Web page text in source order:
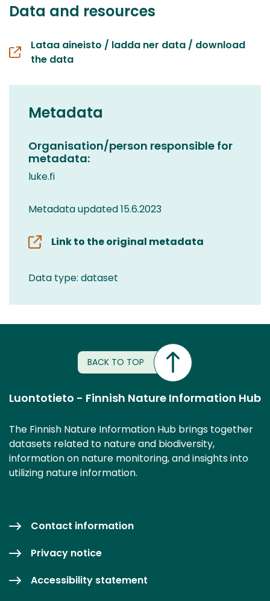
Data and resources
Lataa aineisto / ladda ner data / download
the data
Metadata
Organisation/person responsible for
metadata:
luke.fi
Metadata updated 15.6.2023
Link to the original metadata
Data type: dataset
BACK TO TOP
Luontotieto - Finnish Nature Information Hub
The Finnish Nature Information Hub brings together
datasets related to nature and biodiversity,
information on nature monitoring, and insights into
utilizing nature information.
Contact information
Privacy notice
Accessibility statement